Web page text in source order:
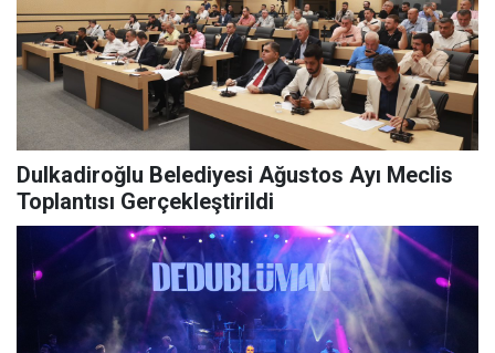
Dulkadiroğlu Belediyesi Ağustos Ayı Meclis
Toplantısı Gerçekleştirildi